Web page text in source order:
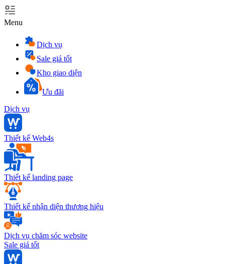
Menu
Dịch vụ
Sale giá tốt
Kho giao diện
Ưu đãi
Dịch vụ
Thiết kế Web4s
Thiết kế landing page
Thiết kế nhận diện thương hiệu
Dịch vụ chăm sóc website
Sale giá tốt